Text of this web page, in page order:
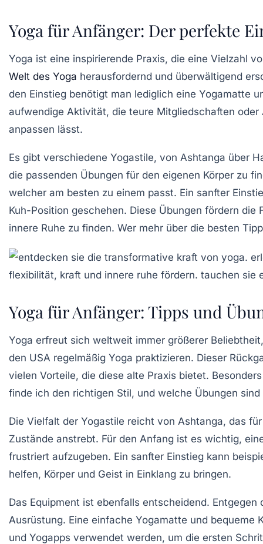
Yoga für Anfänger: Der perfekte
Yoga ist eine inspirierende Praxis, die eine Vielzahl
Welt des Yoga herausfordernd und überwältigend
den Einstieg benötigt man lediglich eine Yogamatte
aufwendige Aktivität, die teure Mitgliedschaften
anpassen lässt.
Es gibt verschiedene Yogastile, von Ashtanga über
die passenden Übungen für den eigenen Körper zu
welcher am besten zu einem passt. Ein sanfter
Kuh-Position geschehen. Diese Übungen fördern die
innere Ruhe zu finden. Wer mehr über die besten
Yoga für Anfänger: Tipps und
Yoga erfreut sich weltweit immer größerer
den USA regelmäßig Yoga praktizieren. Dieser
vielen Vorteile, die diese alte Praxis bietet.
finde ich den richtigen Stil, und welche Übungen sind
Die Vielfalt der Yogastile reicht von Ashtanga, das
Zustände anstrebt. Für den Anfang ist es wichtig,
frustriert aufzugeben. Ein sanfter Einstieg kann
helfen, Körper und Geist in Einklang zu bringen.
Das Equipment ist ebenfalls entscheidend.
Ausrüstung. Eine einfache Yogamatte und bequeme
und Yogapps verwendet werden, um die ersten